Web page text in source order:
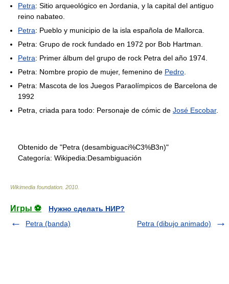
Petra: Sitio arqueológico en Jordania, y la capital del antiguo
reino nabateo.
Petra: Pueblo y municipio de la isla española de Mallorca.
Petra: Grupo de rock fundado en 1972 por Bob Hartman.
Petra: Primer álbum del grupo de rock Petra del año 1974.
Petra: Nombre propio de mujer, femenino de Pedro
Petra: Mascota de los Juegos Paraolímpicos de Barcelona de
1992
Petra, criada para todo: Personaje de cómic de José Escobar.
Obtenido de "Petra (desambiguaci%C3%B3n)"
Categoría: Wikipedia:Desambiguación
Wikimedia foundation 2010
Игры ⚽
Нужно сделать НИР?
Petra (banda)
Petra (dibujo animado)